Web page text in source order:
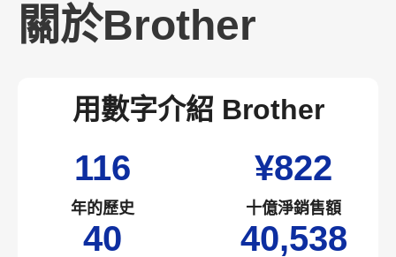
關於Brother
用數字介紹 Brother
116
年的歷史
¥822
十億淨銷售額
40 40,538